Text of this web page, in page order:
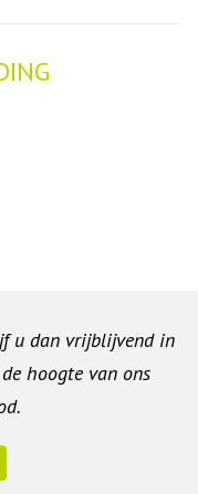
u dan vrijblijvend in
hoogte van ons